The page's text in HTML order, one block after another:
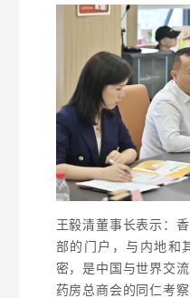
王毅清董事长表示：
部的门户，与内地和
密，是中国与世界交
药房总商会的同仁考